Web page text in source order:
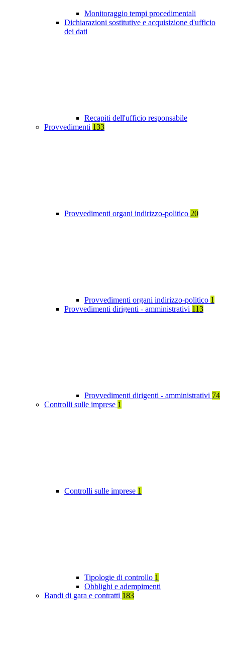
Monitoraggio tempi procedimentali
Dichiarazioni sostitutive e acquisizione d'ufficio
dei dati
Recapiti dell'ufficio responsabile
Provvedimenti 133
Provvedimenti organi indirizzo-politico 20
Provvedimenti organi indirizzo-politico 1
Provvedimenti dirigenti - amministrativi 113
Provvedimenti dirigenti - amministrativi 74
Controlli sulle imprese 1
Controlli sulle imprese 1
Tipologie di controllo 1
Obblighi e adempimenti
Bandi di gara e contratti 183